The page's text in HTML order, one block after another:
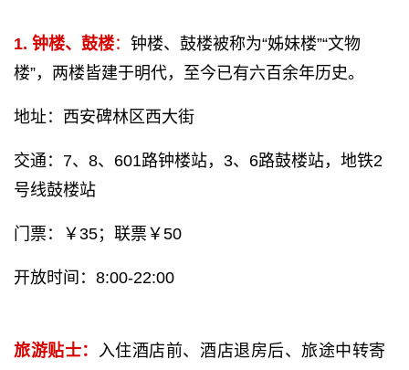
1. 钟楼、鼓楼： 钟楼、鼓楼被称为“姊妹楼”“文物
楼”，两楼皆建于明代，至今已有六百余年历史。
地址：西安碑林区西大街
交通：7、8、601路钟楼站，3、6路鼓楼站，地铁2
号线鼓楼站
门票：￥35；联票￥50
开放时间：8:00-22:00
旅游贴士： 入住酒店前、酒店退房后、旅途中转寄